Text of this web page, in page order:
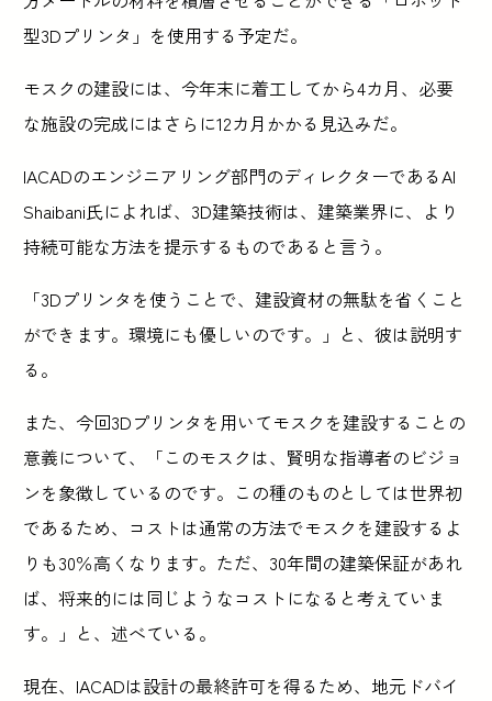
型3Dプリンタ」を使用する予定だ。
モスクの建設には、今年末に着工してから4カ月、必要
な施設の完成にはさらに12カ月かかる見込みだ。
IACADのエンジニアリング部門のディレクターであるAl
Shaibani氏によれば、3D建築技術は、建築業界に、より
持続可能な方法を提示するものであると言う。
「3Dプリンタを使うことで、建設資材の無駄を省くこと
ができます。環境にも優しいのです。」と、彼は説明す
る。
また、今回3Dプリンタを用いてモスクを建設することの
意義について、「このモスクは、賢明な指導者のビジョ
ンを象徴しているのです。この種のものとしては世界初
であるため、コストは通常の方法でモスクを建設するよ
りも30％高くなります。ただ、30年間の建築保証があれ
ば、将来的には同じようなコストになると考えていま
す。」と、述べている。
現在、IACADは設計の最終許可を得るため、地元ドバイ